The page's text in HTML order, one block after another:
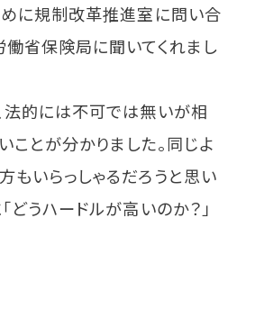
めに規制改革推進室に問い合
働省保険局に聞いてくれまし
法的には不可では無いが相
ことが分かりました。同じよ
もいらっしゃるだろうと思い
どうハードルが高いのか？」